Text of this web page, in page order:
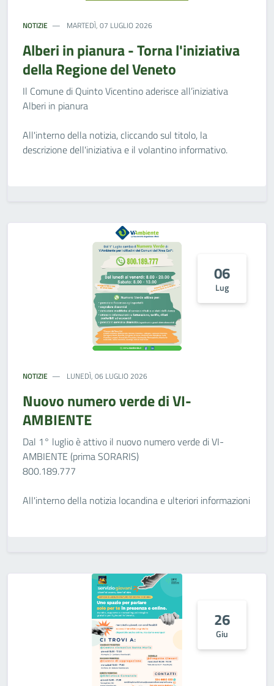
NOTIZIE MARTEDÌ, 07 LUGLIO 2026
Alberi in pianura - Torna l'iniziativa
della Regione del Veneto
Il Comune di Quinto Vicentino aderisce all’iniziativa
Alberi in pianura
All'interno della notizia, cliccando sul titolo, la
descrizione dell'iniziativa e il volantino informativo.
06
Lug
NOTIZIE LUNEDÌ, 06 LUGLIO 2026
Nuovo numero verde di VI-
AMBIENTE
Dal 1° luglio è attivo il nuovo numero verde di VI-
AMBIENTE (prima SORARIS)
800.189.777
All'interno della notizia locandina e ulteriori informazioni
26
Giu